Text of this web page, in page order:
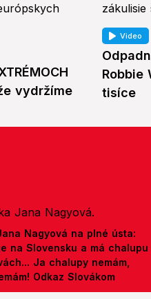
vydržíme
Video
Robbie
tisíce
Nagyová na plné ústa:
na Slovensku a má chalupu
Ja chalupy nemám,
Odkaz Slovákom